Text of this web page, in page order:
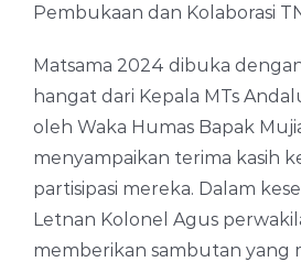
Pembukaan dan Kolaborasi
Matsama 2024 dibuka
hangat dari Kepala MTs
oleh Waka Humas Bapak
menyampaikan terima kasih
partisipasi mereka. Dalam
Letnan Kolonel Agus
memberikan sambutan yang